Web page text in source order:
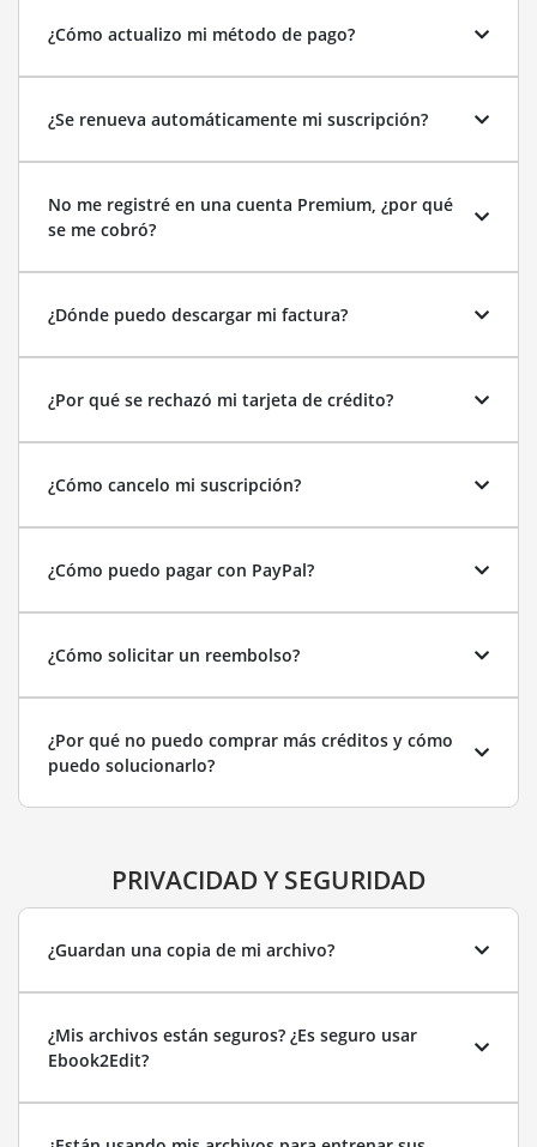
¿Cómo actualizo mi método de pago?
¿Se renueva automáticamente mi suscripción?
No me registré en una cuenta Premium, ¿por qué
se me cobró?
¿Dónde puedo descargar mi factura?
¿Por qué se rechazó mi tarjeta de crédito?
¿Cómo cancelo mi suscripción?
¿Cómo puedo pagar con PayPal?
¿Cómo solicitar un reembolso?
¿Por qué no puedo comprar más créditos y cómo
puedo solucionarlo?
PRIVACIDAD Y SEGURIDAD
¿Guardan una copia de mi archivo?
¿Mis archivos están seguros? ¿Es seguro usar
Ebook2Edit?